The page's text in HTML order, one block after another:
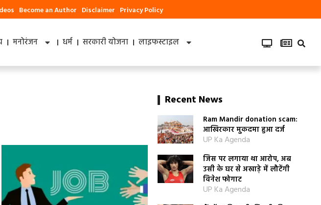
Become an Author Disclaimer Privacy Policy
मनोरंजन धर्म सरकारी योजना लाइफस्टाइल
Recent News
Ram Mandir donation scam:
आखिरकार मुकदमा हुआ दर्ज
UP Ka Agenda
जिस पर लगाया था आरोप, अब
उसी के घर से अखाड़े में लौटेंगी
विनेश फोगाट
UP Ka Agenda